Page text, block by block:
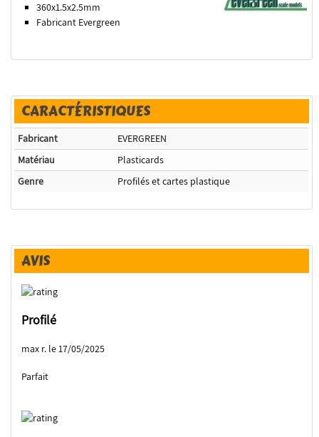
360x1.5x2.5mm
Fabricant Evergreen
CARACTÉRISTIQUES
Fabricant
EVERGREEN
Matériau
Plasticards
Genre
Profilés et cartes plastique
AVIS
Profilé
max r. le 17/05/2025
Parfait